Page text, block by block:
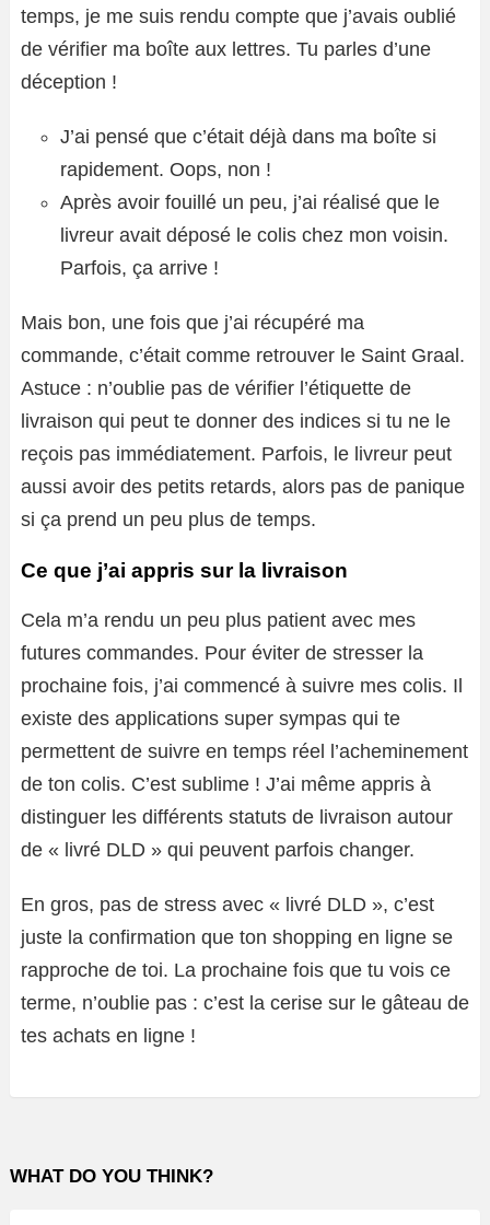
temps, je me suis rendu compte que j’avais oublié
de vérifier ma boîte aux lettres. Tu parles d’une
déception !
J’ai pensé que c’était déjà dans ma boîte si
rapidement. Oops, non !
Après avoir fouillé un peu, j’ai réalisé que le
livreur avait déposé le colis chez mon voisin.
Parfois, ça arrive !
Mais bon, une fois que j’ai récupéré ma
commande, c’était comme retrouver le Saint Graal.
Astuce : n’oublie pas de vérifier l’étiquette de
livraison qui peut te donner des indices si tu ne le
reçois pas immédiatement. Parfois, le livreur peut
aussi avoir des petits retards, alors pas de panique
si ça prend un peu plus de temps.
Ce que j’ai appris sur la livraison
Cela m’a rendu un peu plus patient avec mes
futures commandes. Pour éviter de stresser la
prochaine fois, j’ai commencé à suivre mes colis. Il
existe des applications super sympas qui te
permettent de suivre en temps réel l’acheminement
de ton colis. C’est sublime ! J’ai même appris à
distinguer les différents statuts de livraison autour
de « livré DLD » qui peuvent parfois changer.
En gros, pas de stress avec « livré DLD », c’est
juste la confirmation que ton shopping en ligne se
rapproche de toi. La prochaine fois que tu vois ce
terme, n’oublie pas : c’est la cerise sur le gâteau de
tes achats en ligne !
WHAT DO YOU THINK?